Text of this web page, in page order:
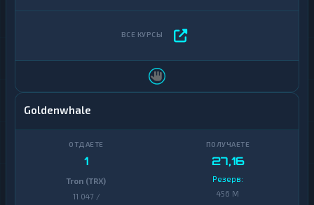
Goldenwhale
1
Tron (TRX)
11 047 /
27,16
Резерв:
456 M